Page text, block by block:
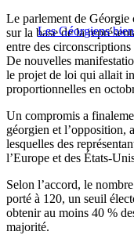
Les Géorgiens
Le parlement de Géorgie
sur la base de la
entre des
De nouvelles
le projet de loi qui allait
proportionnelles en
Un compromis a
géorgien et l’opposition,
lesquelles des
l’Europe et des États-
Selon l’accord, le
porté à 120, un seuil
obtenir au moins 40 %
majorité.